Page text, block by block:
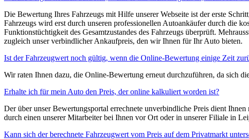
Die Bewertung Ihres Fahrzeugs mit Hilfe unserer Webseite ist der erste
Fahrzeugs wird erst durch unseren professionellen Autoankäufer durch die
Funktionstüchtigkeit des Gesamtzustandes des Fahrzeugs überprüft.
zugleich unser verbindlicher Ankaufpreis, den wir Ihnen für Ihr Auto bieten.
Ist der Fahrzeugwert noch gültig, wenn die Online-Bewertung einige Zeit
Wir raten Ihnen dazu, die Online-Bewertung erneut durchzuführen, da sich
Erhalte ich für mein Auto den Preis, der online kalkuliert worden ist?
Der über unser Bewertungsportal errechnete unverbindliche Preis dient
durch einen unserer Mitarbeiter bei Ihnen vor Ort oder in unserer Filiale in
Kann sich der berechnete Fahrzeugwert vom Preis auf dem Privatmarkt